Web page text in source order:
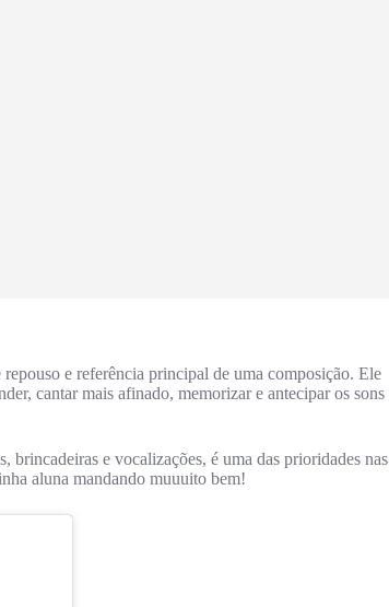
e referência principal de uma composição. Ele
cantar mais afinado, memorizar e antecipar os sons
brincadeiras e vocalizações, é uma das prioridades nas
aluna mandando muuuito bem!